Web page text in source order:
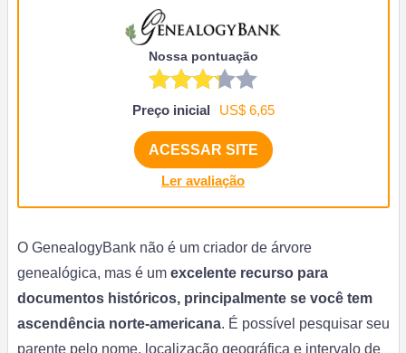
Preço inicial US$ 6,65
Nossa pontuação
ACESSAR SITE
Ler avaliação
O GenealogyBank não é um criador de árvore
genealógica, mas é um excelente recurso para
documentos históricos, principalmente se você tem
ascendência norte-americana. É possível pesquisar seu
parente pelo nome, localização geográfica e intervalo de